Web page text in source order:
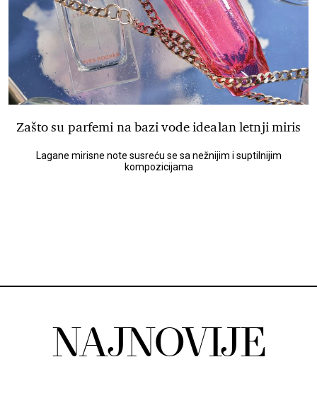
Zašto su parfemi na bazi vode idealan letnji miris
Lagane mirisne note susreću se sa nežnijim i suptilnijim
kompozicijama
NAJNOVIJE